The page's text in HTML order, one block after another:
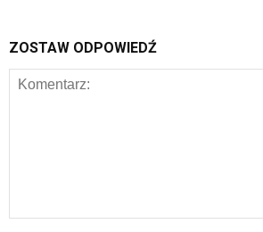
ZOSTAW ODPOWIEDŹ